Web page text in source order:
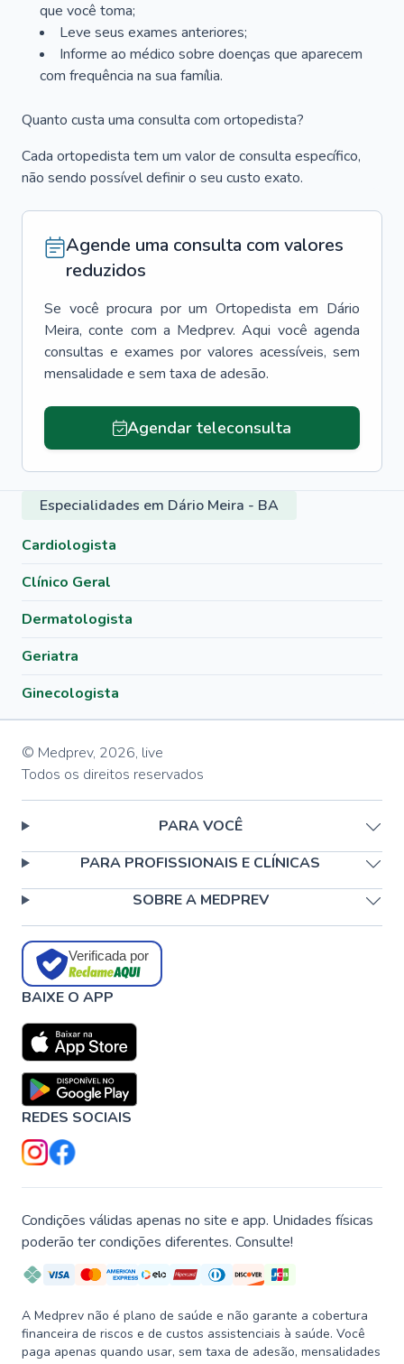
que você toma;
Leve seus exames anteriores;
Informe ao médico sobre doenças que aparecem
com frequência na sua família.
Quanto custa uma consulta com ortopedista?
Cada ortopedista tem um valor de consulta específico,
não sendo possível definir o seu custo exato.
Agende uma consulta com valores
reduzidos
Se você procura por um Ortopedista em Dário
Meira, conte com a Medprev. Aqui você agenda
consultas e exames por valores acessíveis, sem
mensalidade e sem taxa de adesão.
Agendar teleconsulta
Especialidades em Dário Meira - BA
Cardiologista
Clínico Geral
Dermatologista
Geriatra
Ginecologista
© Medprev, 2026, live
Todos os direitos reservados
PARA VOCÊ
PARA PROFISSIONAIS E CLÍNICAS
SOBRE A MEDPREV
Verificada por
BAIXE O APP
REDES SOCIAIS
Condições válidas apenas no site e app. Unidades físicas
poderão ter condições diferentes. Consulte!
A Medprev não é plano de saúde e não garante a cobertura
financeira de riscos e de custos assistenciais à saúde. Você
paga apenas quando usar, sem taxa de adesão, mensalidades